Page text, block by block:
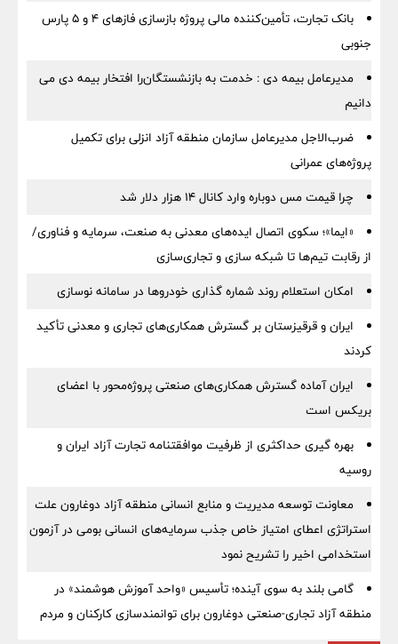
بانک تجارت، تأمین‌کننده مالی پروژه بازسازی فازهای ۴ و ۵ پارس
جنوبی
مدیرعامل بیمه دی : خدمت به بازنشستگان‌را افتخار بیمه دی می
دانیم
ضرب‌الاجل مدیرعامل سازمان منطقه آزاد انزلی برای تكمیل
پروژه‌های عمرانی
چرا قیمت مس دوباره وارد کانال ۱۴ هزار دلار شد
«ایما»؛ سکوی اتصال ایده‌های معدنی به صنعت، سرمایه و فناوری/
از رقابت تیم‌ها تا شبکه سازی و تجاری‌سازی
امکان استعلام روند شماره گذاری خودروها در سامانه نوسازی
ایران و قرقیزستان بر گسترش همکاری‌های تجاری و معدنی تأکید
کردند
ایران آماده گسترش همکاری‌های صنعتی پروژه‌محور با اعضای
بریکس است
بهره گیری حداکثری از ظرفیت موافقتنامه تجارت آزاد ایران و
روسیه
معاونت توسعه مدیریت و منابع انسانی منطقه آزاد دوغارون علت
استراتژی اعطای امتیاز خاص جذب سرمایه‌های انسانی بومی در آزمون
استخدامی اخیر را تشریح نمود
گامی بلند به سوی آینده؛ تأسیس «واحد آموزش هوشمند» در
منطقه آزاد تجاری-صنعتی دوغارون برای توانمندسازی کارکنان و مردم